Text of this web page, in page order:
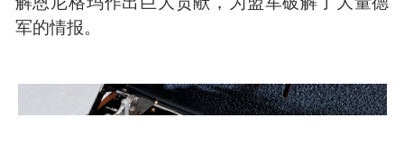
取的激烈对抗领域，双方斗智斗勇。其中，最著
名的就是一战时期，英国成功破解德国「齐默尔
终以英国为首的协约国赢得了战争胜利。